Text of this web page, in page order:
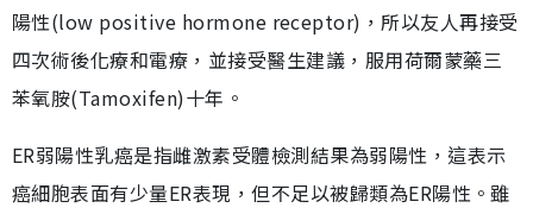
陽性(low positive hormone receptor)，所以友人再接受
四次術後化療和電療，並接受醫生建議，服用荷爾蒙藥三
苯氧胺(Tamoxifen)十年。
ER弱陽性乳癌是指雌激素受體檢測結果為弱陽性，這表示
癌細胞表面有少量ER表現，但不足以被歸類為ER陽性。雖